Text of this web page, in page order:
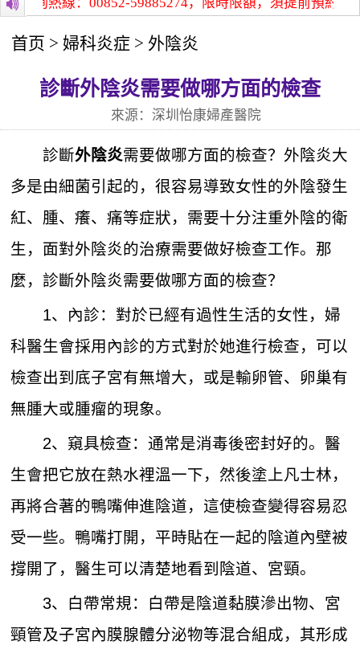
首页 > 婦科炎症 > 外陰炎
診斷外陰炎需要做哪方面的檢查
來源：深圳怡康婦產醫院
診斷外陰炎需要做哪方面的檢查？外陰炎大
多是由細菌引起的，很容易導致女性的外陰發生
紅、腫、癢、痛等症狀，需要十分注重外陰的衛
生，面對外陰炎的治療需要做好檢查工作。那
麼，診斷外陰炎需要做哪方面的檢查？
1、內診：對於已經有過性生活的女性，婦
科醫生會採用內診的方式對於她進行檢查，可以
檢查出到底子宮有無增大，或是輸卵管、卵巢有
無腫大或腫瘤的現象。
2、窺具檢查：通常是消毒後密封好的。醫
生會把它放在熱水裡溫一下，然後塗上凡士林，
再將合著的鴨嘴伸進陰道，這使檢查變得容易忍
受一些。鴨嘴打開，平時貼在一起的陰道內壁被
撐開了，醫生可以清楚地看到陰道、宮頸。
3、白帶常規：白帶是陰道黏膜滲出物、宮
頸管及子宮內膜腺體分泌物等混合組成，其形成